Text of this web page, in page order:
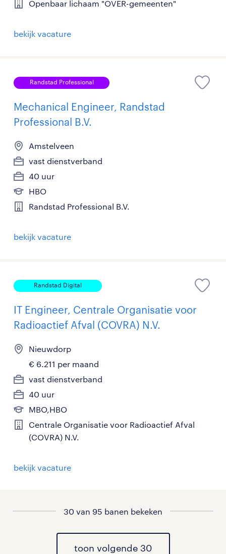
Openbaar lichaam "OVER-gemeenten"
bekijk vacature
Randstad Professional
Mechanical Engineer, Randstad
Professional B.V.
Amstelveen
vast dienstverband
40 uur
HBO
Randstad Professional B.V.
bekijk vacature
Randstad Digital
IT Engineer, Centrale Organisatie voor
Radioactief Afval (COVRA) N.V.
Nieuwdorp
€ 6.211 per maand
vast dienstverband
40 uur
MBO,HBO
Centrale Organisatie voor Radioactief Afval
(COVRA) N.V.
bekijk vacature
30 van 95 banen bekeken
toon volgende 30